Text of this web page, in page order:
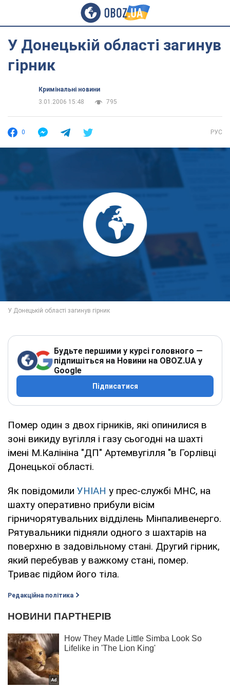
У Донецькій області загинув
гірник
Кримінальні новини
3.01.2006 15:48
795
0 РУС
Будьте першими у курсі головного —
підпишіться на Новини на OBOZ.UA у
Google
Підписатися
Помер один з двох гірників, які опинилися в
зоні викиду вугілля і газу сьогодні на шахті
імені М.Калініна "ДП" Артемвугілля "в Горлівці
Донецької області.
Як повідомили УНІАН у прес-службі МНС, на
шахту оперативно прибули вісім
гірничорятувальних відділень Мінпаливенерго.
Рятувальники підняли одного з шахтарів на
поверхню в задовільному стані. Другий гірник,
який перебував у важкому стані, помер.
Триває підйом його тіла.
Редакційна політика